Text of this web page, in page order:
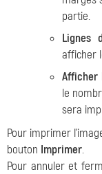
partie.
Lignes
afficher
Afficher
le
sera
Pour imprimer
bouton Imprimer.
Pour annuler et